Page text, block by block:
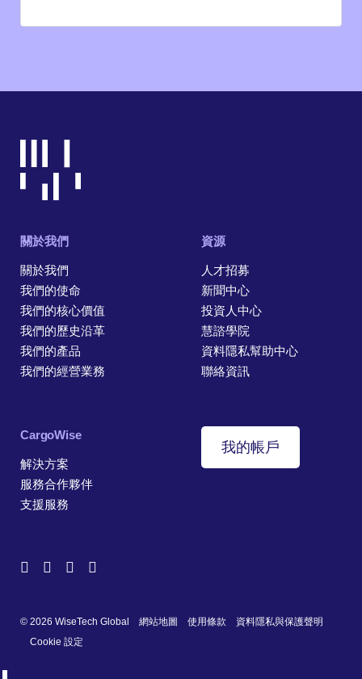
關於我們
關於我們
我們的使命
我們的核心價值
我們的歷史沿革
我們的產品
我們的經營業務
資源
人才招募
新聞中心
投資人中心
慧諮學院
資料隱私幫助中心
聯絡資訊
CargoWise
解決方案
服務合作夥伴
支援服務
我的帳戶
© 2026 WiseTech Global 網站地圖 使用條款
資料隱私與保護聲明
Cookie 設定